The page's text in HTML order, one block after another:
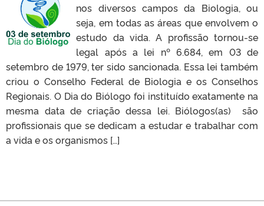
nos diversos campos da Biologia, ou
seja, em todas as áreas que envolvem o
estudo da vida. A profissão tornou-se
legal após a lei nº 6.684, em 03 de
setembro de 1979, ter sido sancionada. Essa lei também
criou o Conselho Federal de Biologia e os Conselhos
Regionais. O Dia do Biólogo foi instituído exatamente na
mesma data de criação dessa lei. Biólogos(as) são
profissionais que se dedicam a estudar e trabalhar com
a vida e os organismos […]